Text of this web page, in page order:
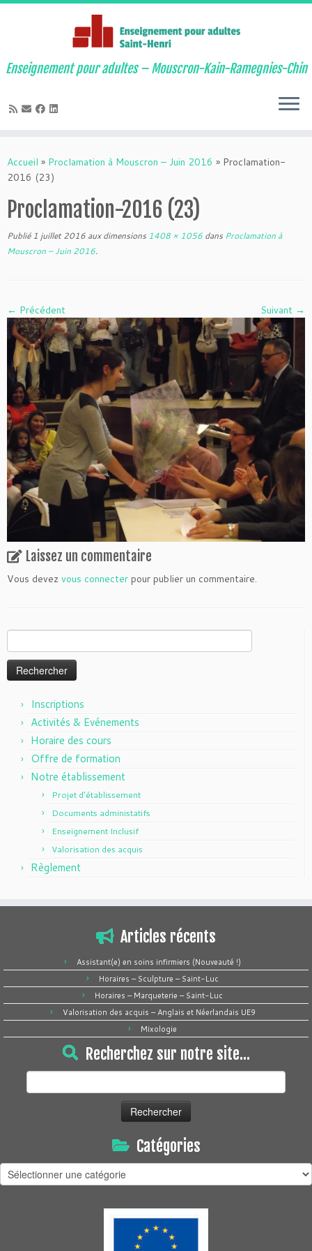
au
contenu
Enseignement pour adultes – Mouscron-Kain-Ramegnies-Chin
Accueil » Proclamation à Mouscron – Juin 2016 » Proclamation-
2016 (23)
Proclamation-2016 (23)
Publié 1 juillet 2016 aux dimensions 1408 × 1056 dans Proclamation à
Mouscron – Juin 2016.
← Précédent Suivant →
Laissez un commentaire
Vous devez vous connecter pour publier un commentaire.
Inscriptions
Activités & Evénements
Horaire des cours
Offre de formation
Notre établissement
Projet d’établissement
Documents administatifs
Enseignement Inclusif
Valorisation des acquis
Règlement
Articles récents
Assistant(e) en soins infirmiers (Nouveauté !)
Horaires – Sculpture – Saint-Luc
Horaires – Marqueterie – Saint-Luc
Valorisation des acquis – Anglais et Néerlandais UE9
Mixologie
Recherchez sur notre site…
Catégories
Catégories